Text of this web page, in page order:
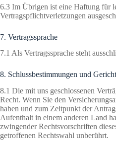
6.3 Im Übrigen ist eine Haftung für
Vertragspflichtverletzungen
7. Vertragssprache
7.1 Als Vertragssprache steht
8. Schlussbestimmungen und
8.1 Die mit uns geschlossenen
Recht. Wenn Sie den
haben und zum Zeitpunkt der
Aufenthalt in einem anderen Land
zwingender Rechtsvorschriften
getroffenen Rechtswahl unberührt.